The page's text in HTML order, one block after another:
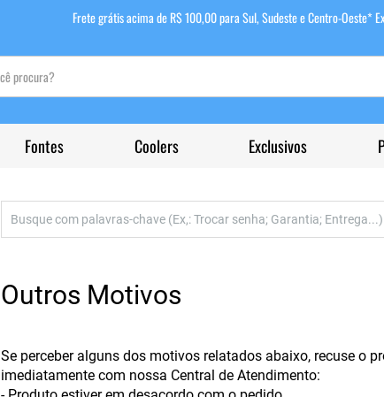
Frete grátis acima de R$ 100,00 para Sul, Sudeste e Centro-Oeste*
Fontes Coolers Exclusivos
Outros Motivos
Se perceber alguns dos motivos relatados abaixo, recuse o
imediatamente com nossa Central de Atendimento: